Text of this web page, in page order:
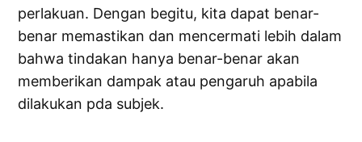
perlakuan. Dengan begitu, kita dapat benar-
benar memastikan dan mencermati lebih dalam
bahwa tindakan hanya benar-benar akan
memberikan dampak atau pengaruh apabila
dilakukan pda subjek.